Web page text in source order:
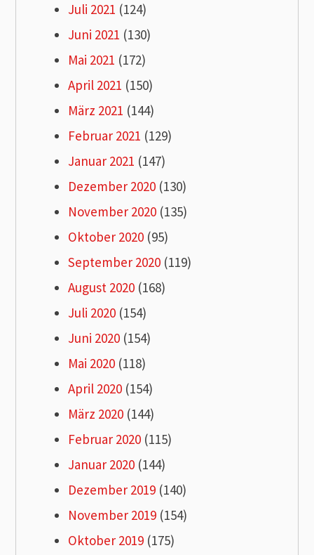
Juli 2021 (124)
Juni 2021 (130)
Mai 2021 (172)
April 2021 (150)
März 2021 (144)
Februar 2021 (129)
Januar 2021 (147)
Dezember 2020 (130)
November 2020 (135)
Oktober 2020 (95)
September 2020 (119)
August 2020 (168)
Juli 2020 (154)
Juni 2020 (154)
Mai 2020 (118)
April 2020 (154)
März 2020 (144)
Februar 2020 (115)
Januar 2020 (144)
Dezember 2019 (140)
November 2019 (154)
Oktober 2019 (175)